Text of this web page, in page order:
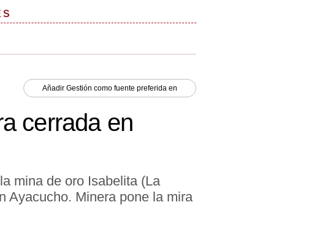
Añadir Gestión como fuente preferida en
cerrada en
mina de oro Isabelita (La
Ayacucho. Minera pone la mira